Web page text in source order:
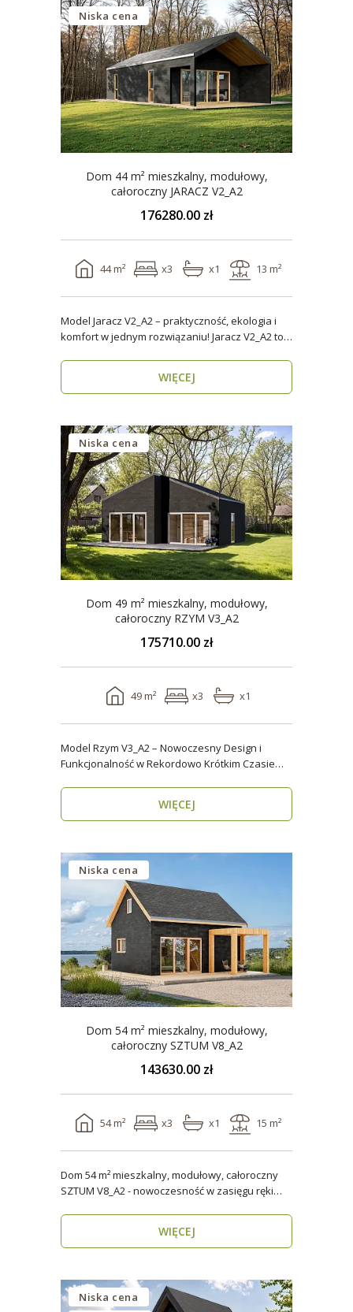
Niska cena
Dom 44 m² mieszkalny, modułowy,
całoroczny JARACZ V2_A2
176280.00 zł
44 m² x3 x1 13 m²
Model Jaracz V2_A2 – praktyczność, ekologia i
komfort w jednym rozwiązaniu! Jaracz V2_A2 to
WIĘCEJ
Niska cena
Dom 49 m² mieszkalny, modułowy,
całoroczny RZYM V3_A2
175710.00 zł
49 m² x3 x1
Model Rzym V3_A2 – Nowoczesny Design i
Funkcjonalność w Rekordowo Krótkim Czasie
WIĘCEJ
Niska cena
Dom 54 m² mieszkalny, modułowy,
całoroczny SZTUM V8_A2
143630.00 zł
54 m² x3 x1 15 m²
Dom 54 m² mieszkalny, modułowy, całoroczny
SZTUM V8_A2 - nowoczesność w zasięgu ręki
WIĘCEJ
Niska cena